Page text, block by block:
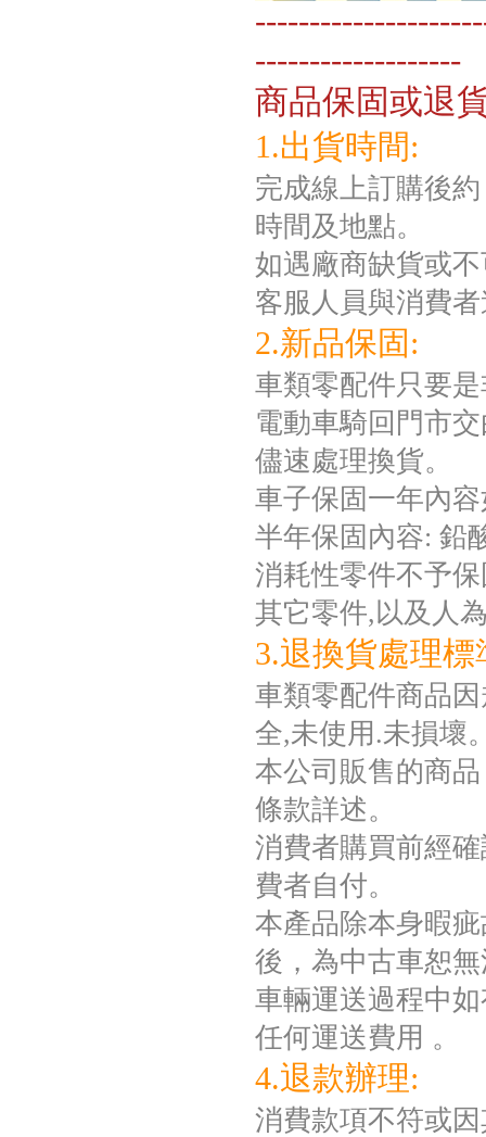
-------------------
商品保固或退
1.出貨時間:
完成線上訂購後
時間及地點。
如遇廠商缺貨或
客服人員與消費
2.新品保固:
車類零配件只要
電動車騎回門市
儘速處理換貨。
車子保固一年
半年保固內容: 鉛
消耗性零件不予
其它零件,以及人
3.退換貨處理標
車類零配件商品
全,未使用.未損壞
本公司販售的商
條款詳述。
消費者購買前經
費者自付。
本產品除本身暇
後，為中古車恕
車輛運送過程中
任何運送費用 。
4.退款辦理:
消費款項不符或